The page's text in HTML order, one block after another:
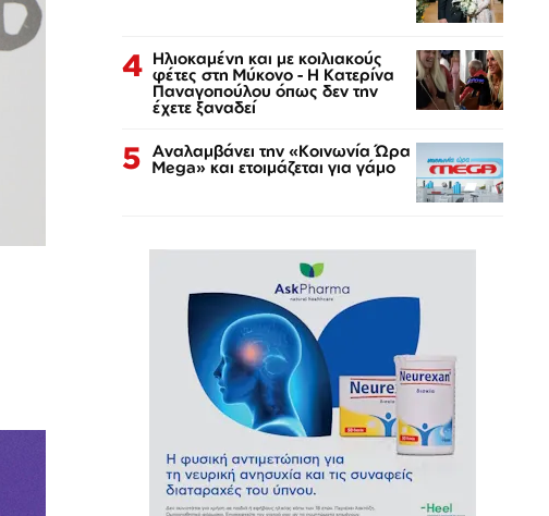
4 Ηλιοκαμένη και με κοιλιακούς
φέτες στη Μύκονο - Η Κατερίνα
Παναγοπούλου όπως δεν την
έχετε ξαναδεί
5 Αναλαμβάνει την «Κοινωνία Ώρα
Mega» και ετοιμάζεται για γάμο